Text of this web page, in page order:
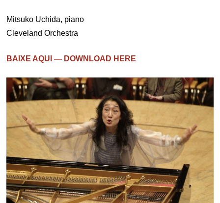
Mitsuko Uchida, piano
Cleveland Orchestra
BAIXE AQUI — DOWNLOAD HERE